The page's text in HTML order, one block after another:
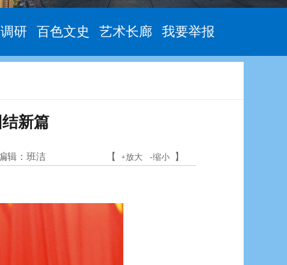
研 百色文史 艺术长廊 我要举报
新篇
辑： 班洁 【 +放大 -缩小】